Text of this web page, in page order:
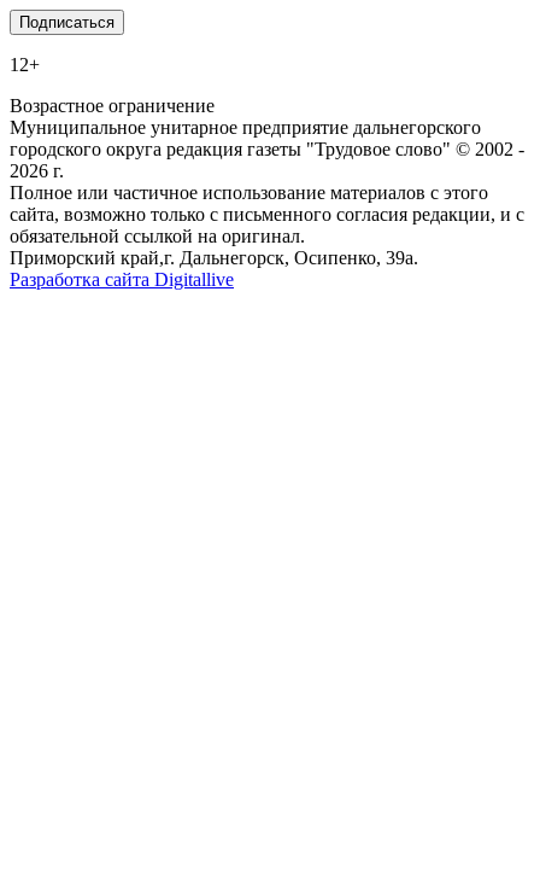
12+
Возрастное ограничение
Муниципальное унитарное предприятие дальнегорского
городского округа редакция газеты "Трудовое слово" © 2002 -
2026 г.
Полное или частичное использование материалов с этого
сайта, возможно только с письменного согласия редакции, и с
обязательной ссылкой на оригинал.
Приморский край,г. Дальнегорск, Осипенко, 39а.
Разработка сайта Digitallive